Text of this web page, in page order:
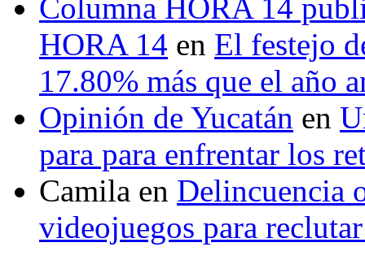
Columna HORA 14
HORA 14 en El festejo
17.80% más que el año
Opinión de Yucatán en
para para enfrentar los
Camila en Delincuencia
videojuegos para